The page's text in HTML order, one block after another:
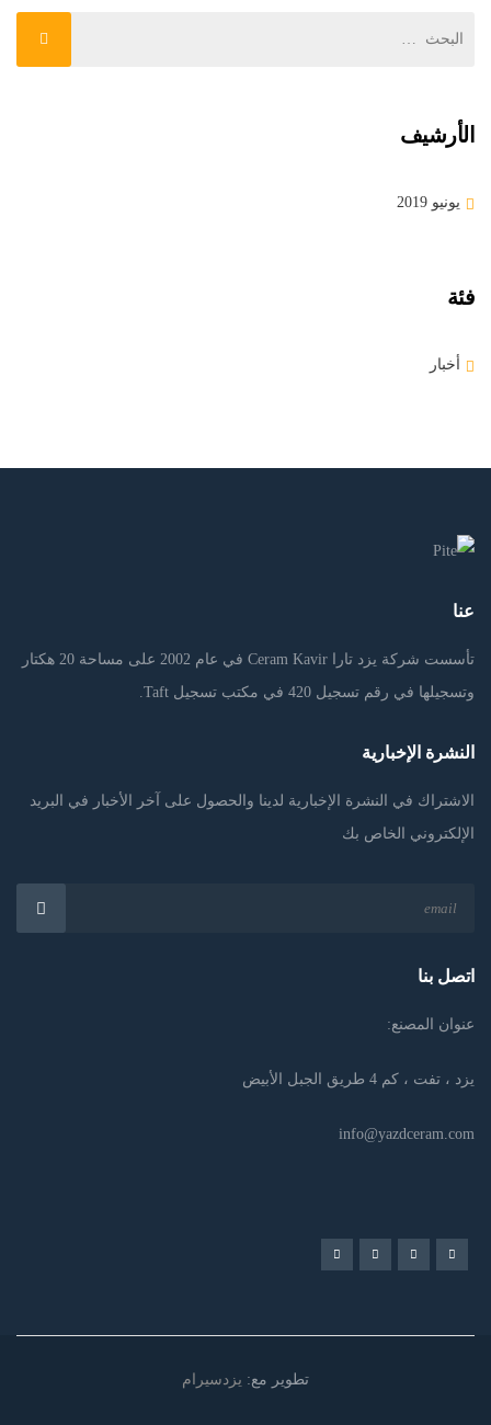
الأرشيف
يونيو 2019
فئة
أخبار
عنا
تأسست شركة يزد تارا Ceram Kavir في عام 2002 على مساحة 20 هكتار
وتسجيلها في رقم تسجيل 420 في مكتب تسجيل Taft.
النشرة الإخبارية
الاشتراك في النشرة الإخبارية لدينا والحصول على آخر الأخبار في البريد
الإلكتروني الخاص بك
اتصل بنا
عنوان المصنع:
يزد ، تفت ، كم 4 طريق الجبل الأبيض
info@yazdceram.com
تطوير مع: یزدسیرام